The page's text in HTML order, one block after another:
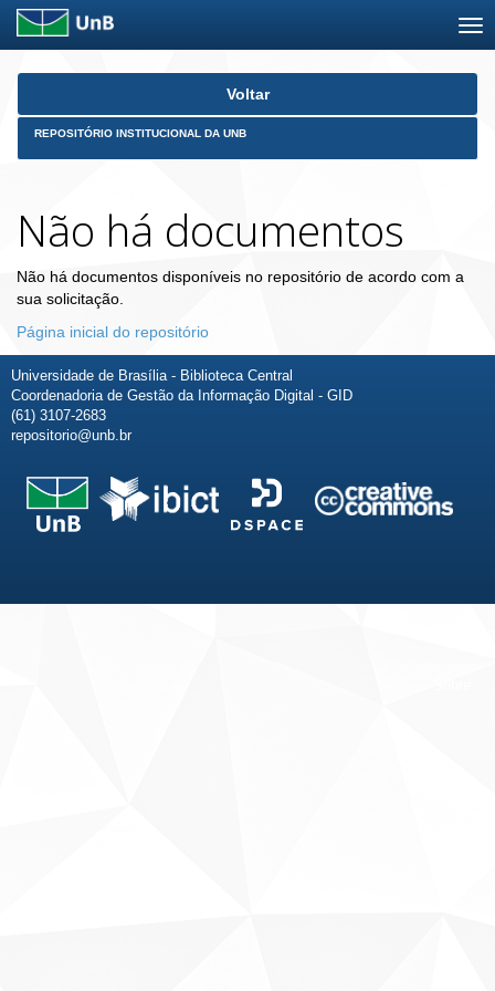
Skip
Voltar
REPOSITÓRIO INSTITUCIONAL DA UNB
Não há documentos
Não há documentos disponíveis no repositório de acordo com a
sua solicitação.
Página inicial do repositório
Universidade de Brasília - Biblioteca Central
Coordenadoria de Gestão da Informação Digital - GID
(61) 3107-2683
repositorio@unb.br